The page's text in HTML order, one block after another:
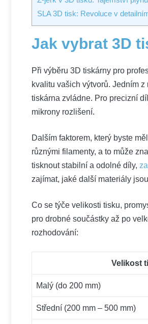
SLA 3D tisk: Revoluce v
Jak vybrat 3D
Při výběru 3D tiskárny pro
kvalitu vašich výtvorů. Jedním
tiskárna zvládne. Pro precizní
mikrony rozlišení.
Dalším faktorem, který byste
různými filamenty, a to může
tisknout stabilní a odolné díly,
zajímat, jaké další materiály
Co se týče velikosti tisku,
pro drobné součástky až po
rozhodování:
Velikost
Malý (do 200 mm)
Střední (200 mm – 500 mm)